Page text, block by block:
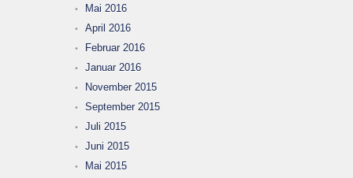
Mai 2016
April 2016
Februar 2016
Januar 2016
November 2015
September 2015
Juli 2015
Juni 2015
Mai 2015